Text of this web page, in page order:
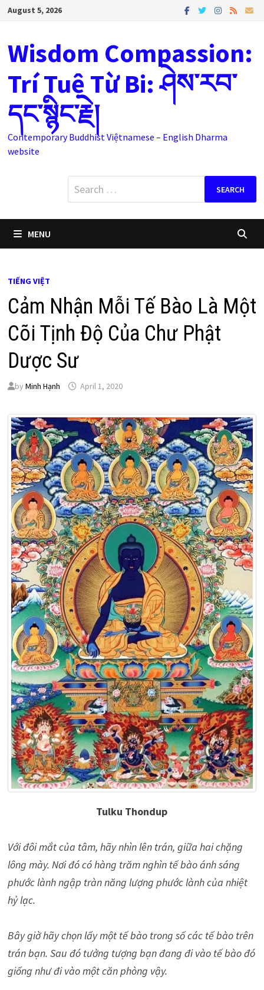
SkipAugust 5, 2026
Wisdom Compassion:
Trí Tuệ Từ Bi: ཤེས་རབ་
དང་སྙིང་རྗེ།
Contemporary Buddhist Việtnamese – English Dharma
website
Search
for:
MENU
TIẾNG VIỆT
Cảm Nhận Mỗi Tế Bào Là Một
Cõi Tịnh Độ Của Chư Phật
Dược Sư
by Minh Hạnh April 1, 2020
Tulku Thondup
Với đôi mắt của tâm, hãy nhìn lên trán, giữa hai chặng
lông mày. Nơi đó có hàng trăm nghìn tế bào ánh sáng
phước lành ngập tràn năng lượng phước lành của nhiệt
hỷ lạc.
Bây giờ hãy chọn lấy một tế bào trong số các tế bào trên
trán bạn. Sau đó tưởng tượng bạn đang đi vào tế bào đó
giống như đi vào một căn phòng vậy.